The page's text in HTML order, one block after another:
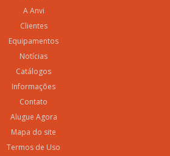
A Anvi
Clientes
Equipamentos
Notícias
Catálogos
Informações
Contato
Alugue Agora
Mapa do site
Termos de Uso